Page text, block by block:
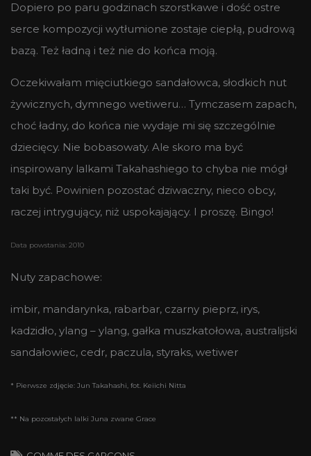
Dopiero po paru godzinach szorstkawe i dość ostre
serce kompozycji wytłumione zostaje ciepłą, pudrową
bazą. Też ładną i też nie do końca moją.
Oczekiwałam mięciutkiego sandałowca, słodkich nut
żywicznych, dymnego wetiweru… Tymczasem zapach,
choć ładny, do końca nie wydaje mi się szczególnie
dziecięcy. Nie bobasowaty. Ale skoro ma być
inspirowany lalkami Takahashiego to chyba nie mógł
taki być. Powinien pozostać dziwaczny, nieco obcy,
raczej intrygujący, niż uspokajający. I proszę. Bingo!
Data powstania: 2010
Nuty zapachowe:
imbir, mandarynka, rabarbar, czarny pieprz, irys,
kadzidło, ylang – ylang, gałka muszkatołowa, australijski
sandałowiec, cedr, paczula, styraks, wetiwer
* Pierwsze zdjęcie: Jun Takahashi, fot. Keiichi Nitta
** Na pozostałych lalki Juna zwane Grace